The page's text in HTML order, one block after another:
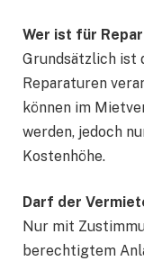
Wer ist für
Grundsätzlich ist
Reparaturen
können im
werden, jedoch
Kostenhöhe.
Darf der
Nur mit
berechtigtem